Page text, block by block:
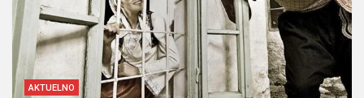
AKTUELNO